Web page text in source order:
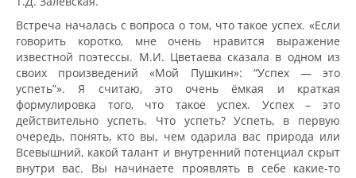
Встреча началась с вопроса о том, что такое успех. «Если
говорить коротко, мне очень нравится выражение
известной поэтессы. М.И. Цветаева сказала в одном из
своих произведений «Мой Пушкин»: “Успех — это
успеть”». Я считаю, это очень ёмкая и краткая
формулировка того, что такое успех. Успех – это
действительно успеть. Что успеть? Успеть, в первую
очередь, понять, кто вы, чем одарила вас природа или
Всевышний, какой талант и внутренний потенциал скрыт
внутри вас. Вы начинаете проявлять в себе какие-то